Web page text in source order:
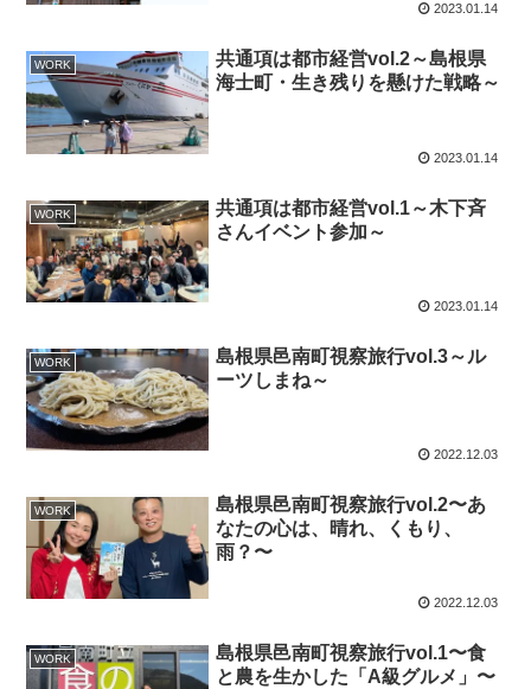
2023.01.14
WORK
共通項は都市経営vol.2～島根県
海士町・生き残りを懸けた戦略～
2023.01.14
WORK
共通項は都市経営vol.1～木下斉
さんイベント参加～
2023.01.14
WORK
島根県邑南町視察旅行vol.3～ル
ーツしまね～
2022.12.03
WORK
島根県邑南町視察旅行vol.2〜あ
なたの心は、晴れ、くもり、
雨？〜
2022.12.03
WORK
島根県邑南町視察旅行vol.1〜食
と農を生かした「A級グルメ」〜